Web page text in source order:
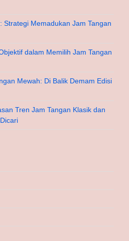
Strategi Memadukan Jam Tangan
dalam Memilih Jam Tangan
Mewah: Di Balik Demam Edisi
Tren Jam Tangan Klasik dan